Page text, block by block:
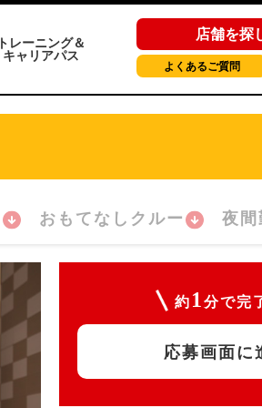
トレーニング＆
キャリアパス
店舗を探
よくあるご質問
おもてなしクルー 夜間
約 1 分で完
応募画面に